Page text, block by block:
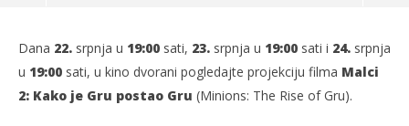
Dana 22. srpnja u 19:00 sati, 23. srpnja u 19:00 sati i 24. srpnja
u 19:00 sati, u kino dvorani pogledajte projekciju filma Malci
2: Kako je Gru postao Gru (Minions: The Rise of Gru).